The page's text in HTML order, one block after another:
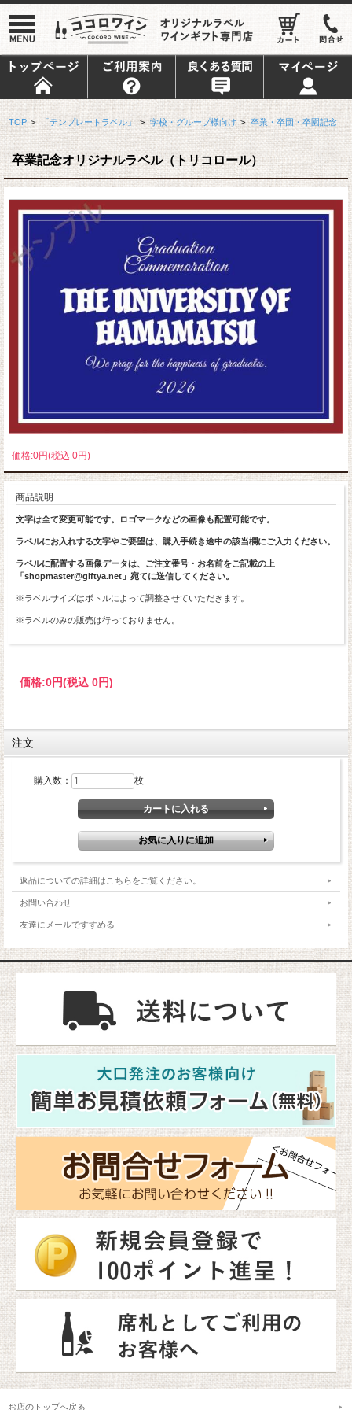
TOP > 「テンプレートラベル」 > 学校・グループ様向け > 卒業・卒団・卒園記念
卒業記念オリジナルラベル（トリコロール）
価格:0円(税込 0円)
商品説明
文字は全て変更可能です。ロゴマークなどの画像も配置可能です。
ラベルにお入れする文字やご要望は、購入手続き途中の該当欄にご入力ください。
ラベルに配置する画像データは、ご注文番号・お名前をご記載の上
「shopmaster@giftya.net」宛てに送信してください。
※ラベルサイズはボトルによって調整させていただきます。
※ラベルのみの販売は行っておりません。
価格:0円(税込 0円)
注文
購入数： 枚
返品についての詳細はこちらをご覧ください。
お問い合わせ
友達にメールですすめる
お店のトップへ戻る